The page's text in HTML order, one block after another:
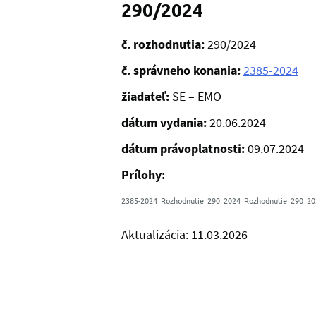
290/2024
č. rozhodnutia:290/2024
č. správneho konania:2385-2024
žiadateľ: SE – EMO
dátum vydania:20.06.2024
dátum právoplatnosti:09.07.2024
Prílohy:
2385-
Aktualizácia: 11.03.2026